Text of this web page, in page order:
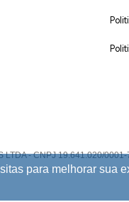
LTDA - CNPJ 19.641.020/
para melhorar sua